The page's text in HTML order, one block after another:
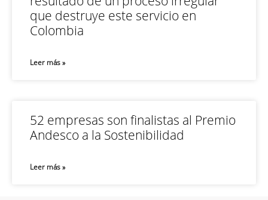
que destruye este servicio en
Colombia
Leer más »
52 empresas son finalistas al Premio
Andesco a la Sostenibilidad
Leer más »